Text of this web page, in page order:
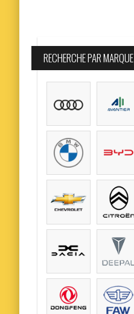
RECHERCHE PAR MARQUE